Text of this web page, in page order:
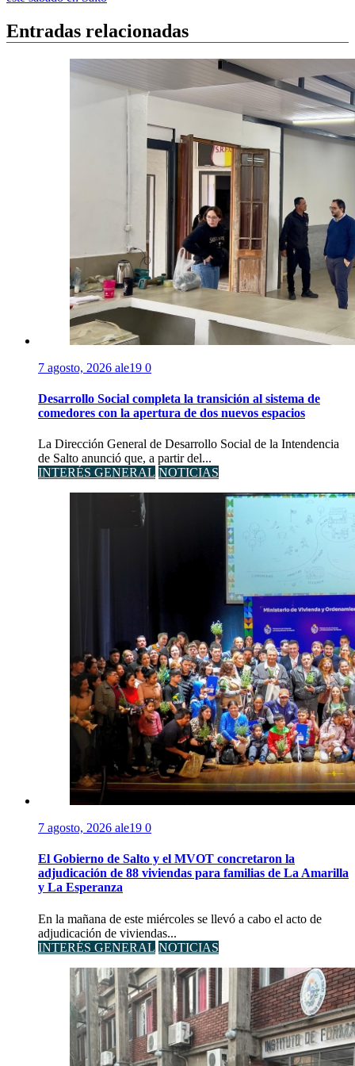
Entradas relacionadas
7 agosto, 2026 ale19 0
Desarrollo Social completa la transición al sistema de
comedores con la apertura de dos nuevos espacios
La Dirección General de Desarrollo Social de la Intendencia
de Salto anunció que, a partir del...
INTERÉS GENERAL NOTICIAS
7 agosto, 2026 ale19 0
El Gobierno de Salto y el MVOT concretaron la
adjudicación de 88 viviendas para familias de La Amarilla
y La Esperanza
En la mañana de este miércoles se llevó a cabo el acto de
adjudicación de viviendas...
INTERÉS GENERAL NOTICIAS